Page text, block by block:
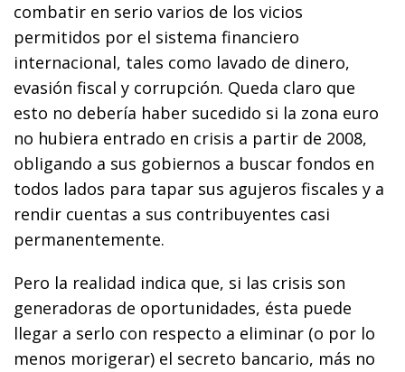
combatir en serio varios de los vicios
permitidos por el sistema financiero
internacional, tales como lavado de dinero,
evasión fiscal y corrupción. Queda claro que
esto no debería haber sucedido si la zona euro
no hubiera entrado en crisis a partir de 2008,
obligando a sus gobiernos a buscar fondos en
todos lados para tapar sus agujeros fiscales y a
rendir cuentas a sus contribuyentes casi
permanentemente.
Pero la realidad indica que, si las crisis son
generadoras de oportunidades, ésta puede
llegar a serlo con respecto a eliminar (o por lo
menos morigerar) el secreto bancario, más no